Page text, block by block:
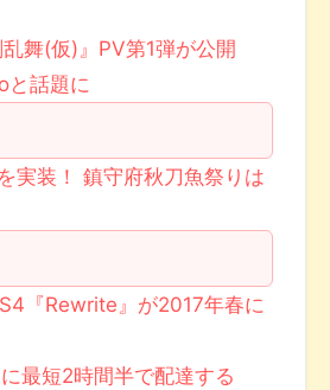
舞(仮)』PV第1弾が公開
と話題に
実装！ 鎮守府秋刀魚祭りは
『Rewrite』が2017年春に
最短2時間半で配達する